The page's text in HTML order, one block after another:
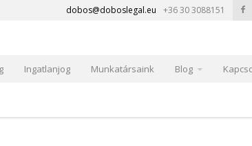
dobos@doboslegal.eu +36 30 3088151
Ingatlanjog Munkatársaink Blog